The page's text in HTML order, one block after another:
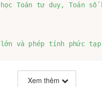
Toán tư duy, Toán
và phép tính phức tạp
Xem thêm